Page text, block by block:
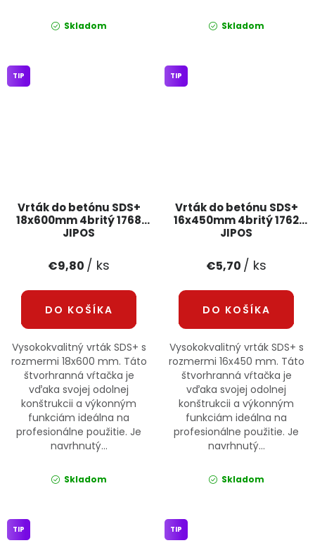
Skladom Skladom
Vrták do betónu SDS+
18x600mm 4britý 1768
JIPOS
TIP
€9,80 / ks
DO KOŠÍKA
Vysokokvalitný vrták SDS+ s
rozmermi 18x600 mm. Táto
štvorhranná vŕtačka je
vďaka svojej odolnej
konštrukcii a výkonným
funkciám ideálna na
profesionálne použitie. Je
navrhnutý...
Skladom
Vrták do betónu SDS+
16x450mm 4britý 1762
JIPOS
TIP
€5,70 / ks
DO KOŠÍKA
Vysokokvalitný vrták SDS+ s
rozmermi 16x450 mm. Táto
štvorhranná vŕtačka je
vďaka svojej odolnej
konštrukcii a výkonným
funkciám ideálna na
profesionálne použitie. Je
navrhnutý...
Skladom
TIP TIP